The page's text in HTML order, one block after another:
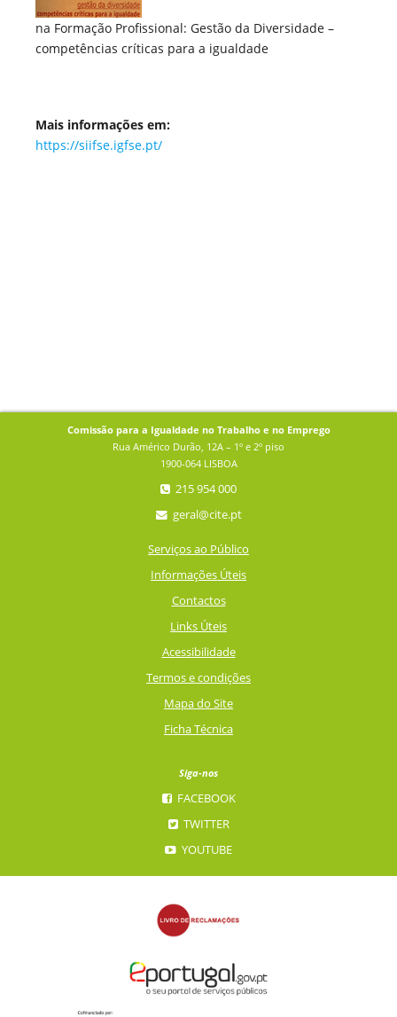
na Formação Profissional: Gestão da Diversidade –
competências críticas para a igualdade
Mais informações em:
https://siifse.igfse.pt/
Comissão para a Igualdade no Trabalho e no Emprego
Rua Américo Durão, 12A – 1º e 2º piso
1900-064 LISBOA
215 954 000
geral@cite.pt
Serviços ao Público
Informações Úteis
Contactos
Links Úteis
Acessibilidade
Termos e condições
Mapa do Site
Ficha Técnica
Siga-nos
FACEBOOK
TWITTER
YOUTUBE